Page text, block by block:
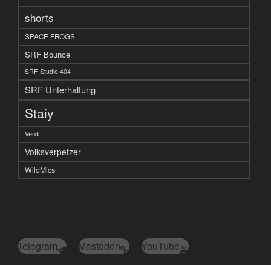
shorts
SPACE FROGS
SRF Bounce
SRF Studio 404
SRF Unterhaltung
Staiy
Verdi
Volksverpetzer
WildMics
Telegram Mastodon YouTube